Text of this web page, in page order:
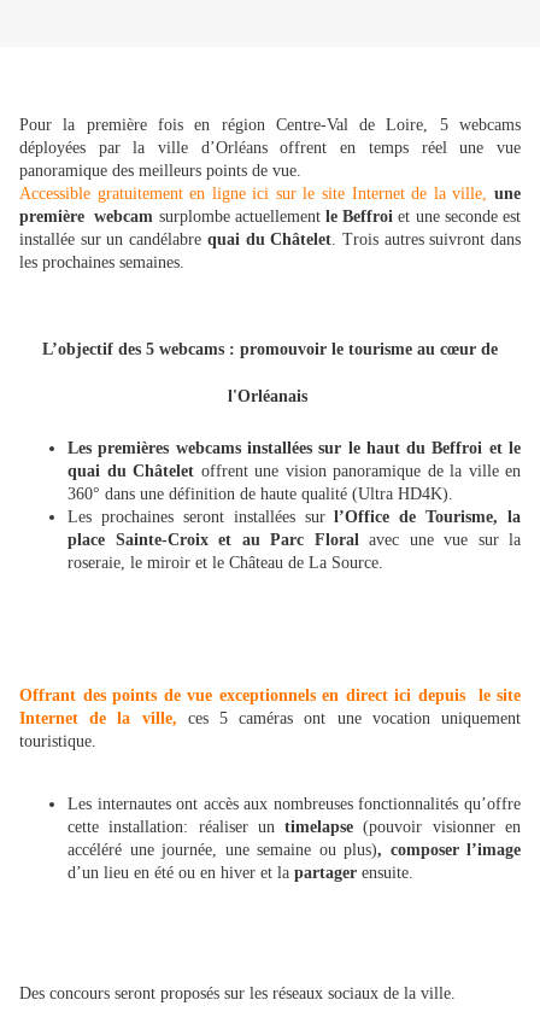
Pour la première fois en région Centre-Val de Loire, 5 webcams
déployées par la ville d’Orléans offrent en temps réel une vue
panoramique des meilleurs points de vue.
Accessible gratuitement en ligne ici sur le site Internet de la ville, une
première webcam surplombe actuellementle Beffroiet une seconde est
installée sur un candélabre quai du Châtelet. Trois autres suivront dans
les prochaines semaines.
L’objectif des 5 webcams : promouvoir le tourisme au cœur de
l'Orléanais
Les premières webcams installées sur le haut du Beffroi et le
quai du Châtelet offrent une vision panoramique de la ville en
360° dans une définition de haute qualité (Ultra HD4K).
Les prochaines seront installées surl’Office de Tourisme, la
place Sainte-Croix et au Parc Floral avec une vue sur la
roseraie, le miroir et le Château de La Source.
Offrant des points de vue exceptionnels en direct ici depuis le site
Internet de la ville, ces 5 caméras ont une vocation uniquement
touristique.
Les internautes ont accès aux nombreuses fonctionnalités qu’offre
cette installation: réaliser untimelapse (pouvoir visionner en
accéléré une journée, une semaine ou plus), composer l’image
d’un lieu en été ou en hiver et la partager ensuite.
Des concours seront proposés sur les réseaux sociaux de la ville.